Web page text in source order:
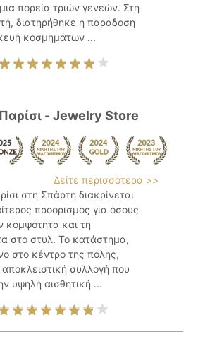
πορεία τριών γενεών. Στη
διατηρήθηκε η παράδοση
κοσμημάτων ...
- Jewelry Store
Δείτε περισσότερα >>
στη Σπάρτη διακρίνεται
προορισμός για όσους
κομψότητα και τη
στο στυλ. Το κατάστημα,
στο κέντρο της πόλης,
αποκλειστική συλλογή που
υψηλή αισθητική ...